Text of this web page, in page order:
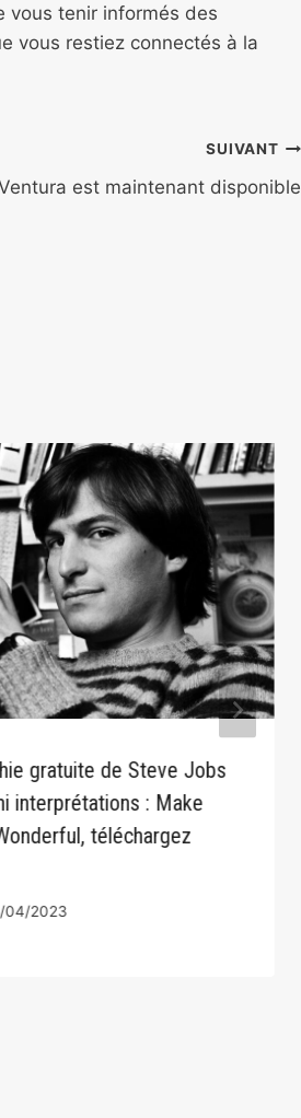
vous tenir informés des
vous restiez connectés à la
SUIVANT
est maintenant disponible
gratuite de Steve Jobs
interprétations : Make
téléchargez
04/2023